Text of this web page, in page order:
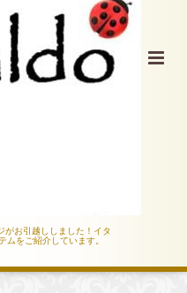
がお引越ししました！イタ
ムをご紹介しています。